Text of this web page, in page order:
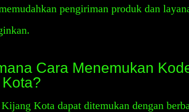
pengiriman produk dan
Cara Menemukan
Kota dapat ditemukan dengan